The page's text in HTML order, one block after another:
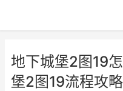
地下城堡2图19
堡2图19流程攻略